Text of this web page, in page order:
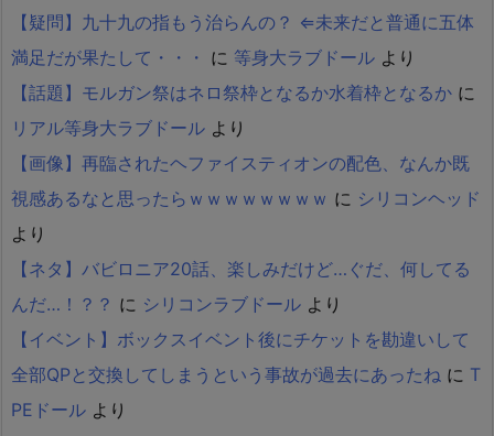
【疑問】九十九の指もう治らんの？ ⇐未来だと普通に五体
満足だが果たして・・・ に 等身大ラブドール より
【話題】モルガン祭はネロ祭枠となるか水着枠となるか に
リアル等身大ラブドール より
【画像】再臨されたヘファイスティオンの配色、なんか既
視感あるなと思ったらｗｗｗｗｗｗｗｗ に シリコンヘッド
より
【ネタ】バビロニア20話、楽しみだけど…ぐだ、何してる
んだ…！？？ に シリコンラブドール より
【イベント】ボックスイベント後にチケットを勘違いして
全部QPと交換してしまうという事故が過去にあったね に T
PEドール より